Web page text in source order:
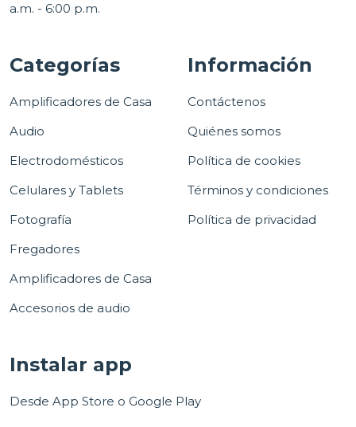
a.m. - 6:00 p.m.
Categorías
Amplificadores de Casa
Audio
Electrodomésticos
Celulares y Tablets
Fotografía
Fregadores
Amplificadores de Casa
Accesorios de audio
Información
Contáctenos
Quiénes somos
Política de cookies
Términos y condiciones
Política de privacidad
Instalar app
Desde App Store o Google Play